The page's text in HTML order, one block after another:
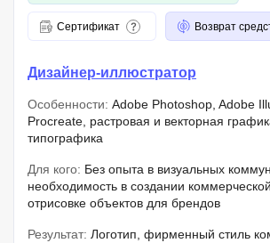
Сертификат Возврат
Дизайнер-иллюстратор
Особенности: Adobe Photoshop, Adobe
Procreate, растровая и векторная
типографика
Для кого: Без опыта в визуальных
необходимость в создании
отрисовке объектов для брендов
Результат: Логотип, фирменный стиль